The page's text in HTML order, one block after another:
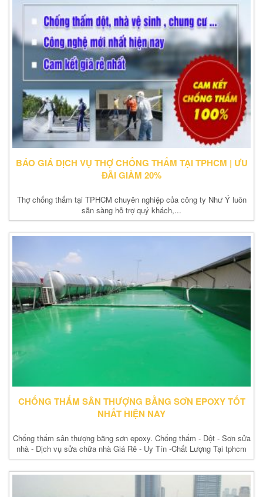
BÁO GIÁ DỊCH VỤ THỢ CHỐNG THẤM TẠI TPHCM | ƯU
ĐÃI GIẢM 20%
Thợ chống thấm tại TPHCM chuyên nghiệp của công ty Như Ý luôn
sẵn sàng hỗ trợ quý khách,...
CHỐNG THẤM SÂN THƯỢNG BẰNG SƠN EPOXY TỐT
NHẤT HIỆN NAY
Chống thấm sân thượng bằng sơn epoxy. Chống thấm - Dột - Sơn sửa
nhà - Dịch vụ sửa chữa nhà Giá Rẽ - Uy Tín -Chất Lượng Tại tphcm